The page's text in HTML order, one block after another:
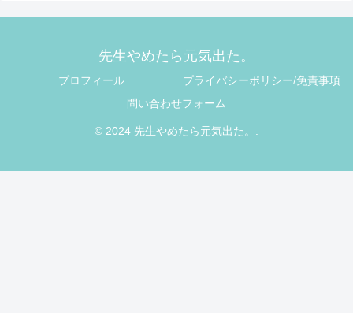
先生やめたら元気出た。
プロフィール
プライバシーポリシー/免責事項
問い合わせフォーム
© 2024 先生やめたら元気出た。.